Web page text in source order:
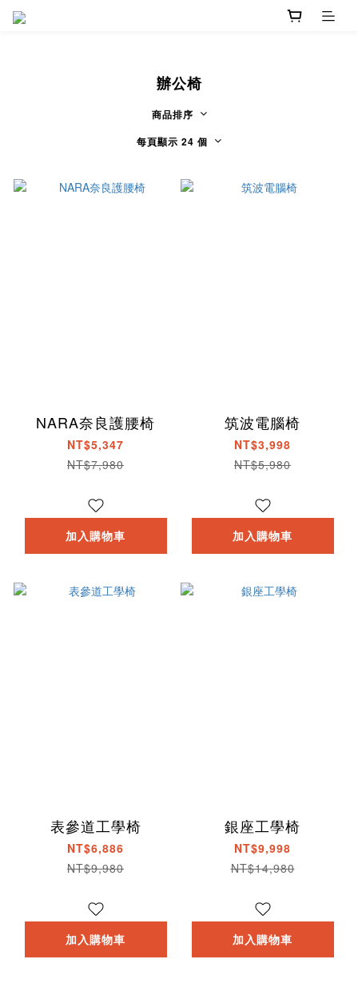
辦公椅
商品排序
每頁顯示 24 個
NARA奈良護腰椅
NT$5,347
NT$7,980
加入購物車
筑波電腦椅
NT$3,998
NT$5,980
加入購物車
表參道工學椅
NT$6,886
NT$9,980
加入購物車
銀座工學椅
NT$9,998
NT$14,980
加入購物車